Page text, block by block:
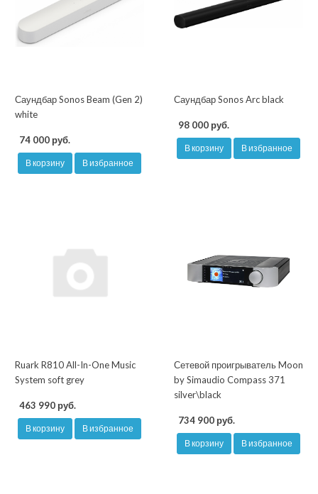
Саундбар Sonos Beam (Gen 2)
white
74 000 руб.
В корзину В избранное
Саундбар Sonos Arc black
98 000 руб.
В корзину В избранное
Ruark R810 All-In-One Music
System soft grey
463 990 руб.
В корзину В избранное
Сетевой проигрыватель Moon
by Simaudio Compass 371
silver\black
734 900 руб.
В корзину В избранное